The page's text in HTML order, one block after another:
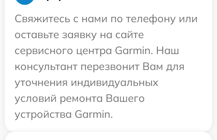
Свяжитесь с нами по телефону или
оставьте заявку на сайте
сервисного центра Garmin. Наш
консультант перезвонит Вам для
уточнения индивидуальных
условий ремонта Вашего
устройства Garmin.